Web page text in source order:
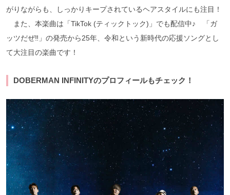
がりながらも、しっかりキープされているヘアスタイルにも注目！
また、本楽曲は「TikTok (ティックトック)」でも配信中♪ 「ガ
ッツだぜ‼︎」の発売から25年、令和という新時代の応援ソングとし
て大注目の楽曲です！
DOBERMAN INFINITYのプロフィールもチェック！